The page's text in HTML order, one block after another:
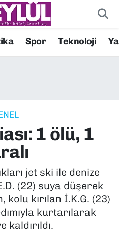
Spor Teknoloji
1 ölü, 1
jet ski ile denize
(22) suya düşerek
kolu kırılan İ.K.G. (23)
kurtarılarak
kaldırıldı.
ve Fikstür